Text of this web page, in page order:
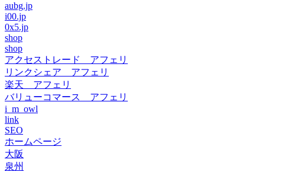
aubg.jp
i00.jp
0x5.jp
shop
shop
アクセストレード アフェリ
リンクシェア アフェリ
楽天 アフェリ
バリューコマース アフェリ
i_m_owl
link
SEO
ホームページ
大阪
泉州